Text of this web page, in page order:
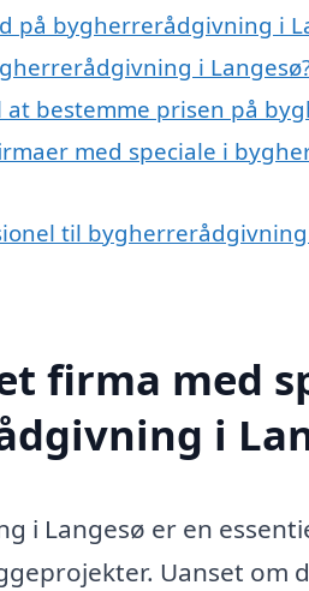
på bygherrerådgivning i
i
at bestemme prisen på
med speciale i
til
firma med
i
i Langesø er en
Uanset om